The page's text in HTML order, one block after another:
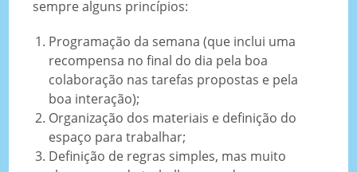
sempre alguns princípios:
Programação da semana (que inclui uma
recompensa no final do dia pela boa
colaboração nas tarefas propostas e pela
boa interação);
Organização dos materiais e definição do
espaço para trabalhar;
Definição de regras simples, mas muito